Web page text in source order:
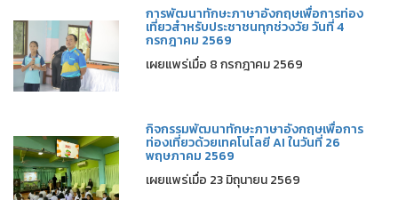
การพัฒนาทักษะภาษาอังกฤษเพื่อการท่อง
เที่ยวสำหรับประชาชนทุกช่วงวัย วันที่ 4
กรกฎาคม 2569
เผยแพร่เมื่อ 8 กรกฎาคม 2569
กิจกรรมพัฒนาทักษะภาษาอังกฤษเพื่อการ
ท่องเที่ยวด้วยเทคโนโลยี AI ในวันที่ 26
พฤษภาคม 2569
เผยแพร่เมื่อ 23 มิถุนายน 2569